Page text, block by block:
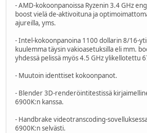
- AMD-kokoonpanoissa Ryzenin 3.4 GHz
boost vielä de-aktivoituna ja
ajureilla, yms.
- Intel-kokoonpanoina 1100 dollarin 8/16-
kuulemma täysin vakioasetuksilla eli mm.
yhdessä pelissä myös 4.5 GHz ylikellotettu
- Muutoin identtiset kokoonpanot.
- Blender 3D-renderöintitestissä
6900K:n kanssa.
- Handbrake videotranscoding-
6900K:n selvästi.